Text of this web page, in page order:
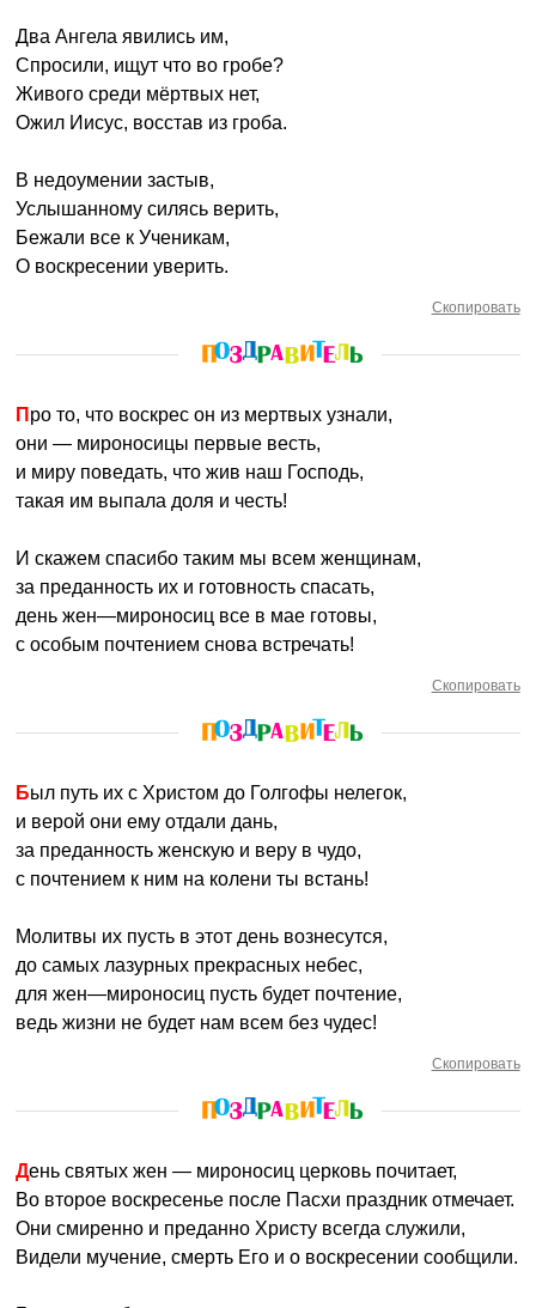
Два Ангела явились им,
Спросили, ищут что во гробе?
Живого среди мёртвых нет,
Ожил Иисус, восстав из гроба.
В недоумении застыв,
Услышанному силясь верить,
Бежали все к Ученикам,
О воскресении уверить.
Скопировать
Про то, что воскрес он из мертвых узнали,
они — мироносицы первые весть,
и миру поведать, что жив наш Господь,
такая им выпала доля и честь!
И скажем спасибо таким мы всем женщинам,
за преданность их и готовность спасать,
день жен—мироносиц все в мае готовы,
с особым почтением снова встречать!
Скопировать
Был путь их с Христом до Голгофы нелегок,
и верой они ему отдали дань,
за преданность женскую и веру в чудо,
с почтением к ним на колени ты встань!
Молитвы их пусть в этот день вознесутся,
до самых лазурных прекрасных небес,
для жен—мироносиц пусть будет почтение,
ведь жизни не будет нам всем без чудес!
Скопировать
День святых жен — мироносиц церковь почитает,
Во второе воскресенье после Пасхи праздник отмечает.
Они смиренно и преданно Христу всегда служили,
Видели мучение, смерть Его и о воскресении сообщили.